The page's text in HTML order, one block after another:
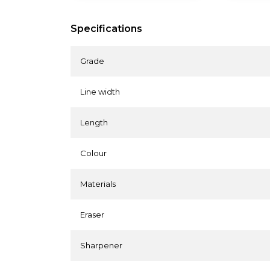
Specifications
Grade
Line width
Length
Colour
Materials
Eraser
Sharpener